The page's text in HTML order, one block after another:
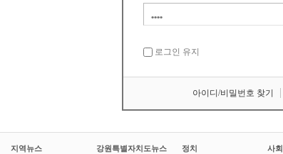
로그인 유지
아이디/비밀번호 찾기
지역뉴스 강원특별자치도뉴스 정치 사회